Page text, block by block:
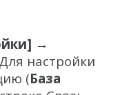
→
настройки
(База